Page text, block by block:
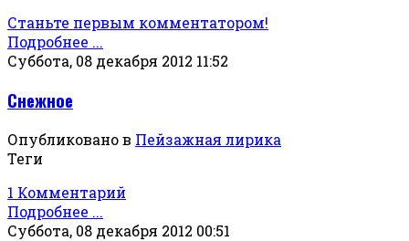
Станьте первым комментатором!
Подробнее ...
Суббота, 08 декабря 2012 11:52
Снежное
Опубликовано в Пейзажная лирика
Теги
1 Комментарий
Подробнее ...
Суббота, 08 декабря 2012 00:51